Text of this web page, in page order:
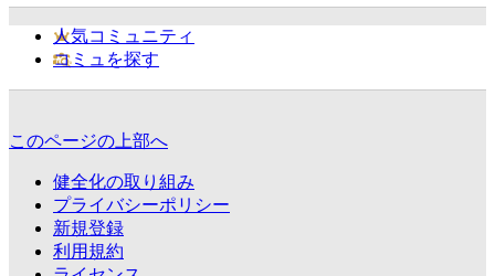
人気コミュニティ
コミュを探す
このページの上部へ
健全化の取り組み
プライバシーポリシー
新規登録
利用規約